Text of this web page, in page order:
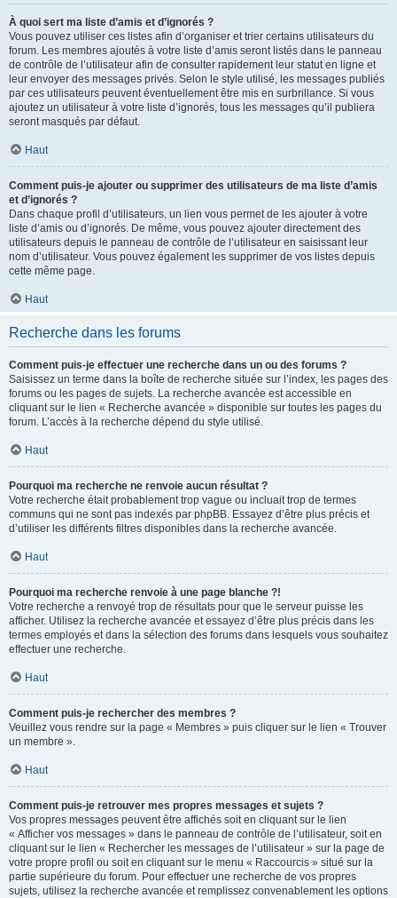
À quoi sert ma liste d’amis et d’ignorés ?
Vous pouvez utiliser ces listes afin d’organiser et trier certains utilisateurs du
forum. Les membres ajoutés à votre liste d’amis seront listés dans le panneau
de contrôle de l’utilisateur afin de consulter rapidement leur statut en ligne et
leur envoyer des messages privés. Selon le style utilisé, les messages publiés
par ces utilisateurs peuvent éventuellement être mis en surbrillance. Si vous
ajoutez un utilisateur à votre liste d’ignorés, tous les messages qu’il publiera
seront masqués par défaut.
Haut
Comment puis-je ajouter ou supprimer des utilisateurs de ma liste d’amis
et d’ignorés ?
Dans chaque profil d’utilisateurs, un lien vous permet de les ajouter à votre
liste d’amis ou d’ignorés. De même, vous pouvez ajouter directement des
utilisateurs depuis le panneau de contrôle de l’utilisateur en saisissant leur
nom d’utilisateur. Vous pouvez également les supprimer de vos listes depuis
cette même page.
Haut
Recherche dans les forums
Comment puis-je effectuer une recherche dans un ou des forums ?
Saisissez un terme dans la boîte de recherche située sur l’index, les pages des
forums ou les pages de sujets. La recherche avancée est accessible en
cliquant sur le lien « Recherche avancée » disponible sur toutes les pages du
forum. L’accès à la recherche dépend du style utilisé.
Haut
Pourquoi ma recherche ne renvoie aucun résultat ?
Votre recherche était probablement trop vague ou incluait trop de termes
communs qui ne sont pas indexés par phpBB. Essayez d’être plus précis et
d’utiliser les différents filtres disponibles dans la recherche avancée.
Haut
Pourquoi ma recherche renvoie à une page blanche ?!
Votre recherche a renvoyé trop de résultats pour que le serveur puisse les
afficher. Utilisez la recherche avancée et essayez d’être plus précis dans les
termes employés et dans la sélection des forums dans lesquels vous souhaitez
effectuer une recherche.
Haut
Comment puis-je rechercher des membres ?
Veuillez vous rendre sur la page « Membres » puis cliquer sur le lien « Trouver
un membre ».
Haut
Comment puis-je retrouver mes propres messages et sujets ?
Vos propres messages peuvent être affichés soit en cliquant sur le lien
« Afficher vos messages » dans le panneau de contrôle de l’utilisateur, soit en
cliquant sur le lien « Rechercher les messages de l’utilisateur » sur la page de
votre propre profil ou soit en cliquant sur le menu « Raccourcis » situé sur la
partie supérieure du forum. Pour effectuer une recherche de vos propres
sujets, utilisez la recherche avancée et remplissez convenablement les options